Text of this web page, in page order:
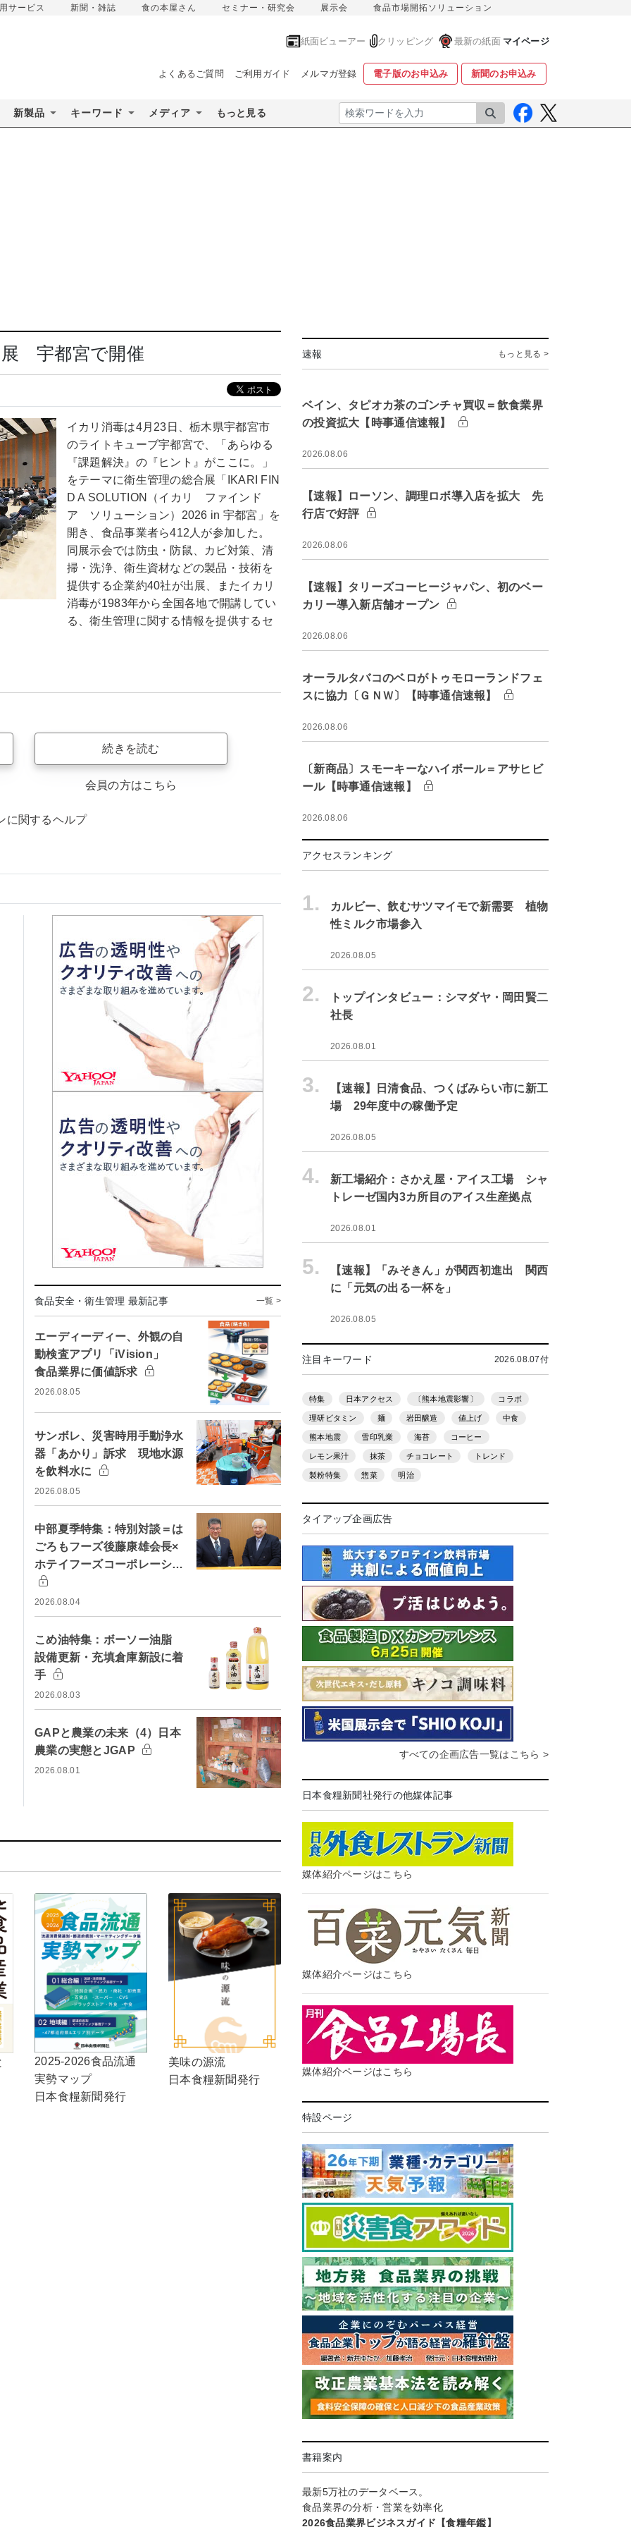
サービス 新聞・雑誌 食の本屋さん セミナー・研究会 展示会 食品市場開拓ソリューション
紙面ビューアー クリッピング 最新の紙面 マイページ
よくあるご質問 ご利用ガイド メルマガ登録 電子版のお申込み 新聞のお申込み
新製品 キーワード メディア もっと見る 検索
展 宇都宮で開催
イカリ消毒は4月23日、栃木県宇都宮市
のライトキューブ宇都宮で、「あらゆる
『課題解決』の『ヒント』がここに。」
をテーマに衛生管理の総合展「IKARI FIN
D A SOLUTION（イカリ ファインド
ア ソリューション）2026 in 宇都宮」を
開き、食品事業者ら412人が参加した。
同展示会では防虫・防鼠、カビ対策、清
掃・洗浄、衛生資材などの製品・技術を
提供する企業約40社が出展、またイカリ
消毒が1983年から全国各地で開講してい
る、衛生管理に関する情報を提供するセ
続きを読む
会員の方はこちら
に関するヘルプ
食品安全・衛生管理 最新記事 一覧 >
エーディーディー、外観の自
動検査アプリ「iVision」
食品業界に価値訴求
2026.08.05
サンボレ、災害時用手動浄水
器「あかり」訴求 現地水源
を飲料水に
2026.08.05
中部夏季特集：特別対談＝は
ごろもフーズ後藤康雄会長×
ホテイフーズコーポレーシ…
2026.08.04
こめ油特集：ボーソー油脂
設備更新・充填倉庫新設に着
手
2026.08.03
GAPと農業の未来（4）日本
農業の実態とJGAP
2026.08.01
2025-2026食品流通
実勢マップ
日本食糧新聞発行
美味の源流
日本食糧新聞発行
速報 もっと見る >
ベイン、タピオカ茶のゴンチャ買収＝飲食業界
の投資拡大【時事通信速報】
2026.08.06
【速報】ローソン、調理ロボ導入店を拡大 先
行店で好評
2026.08.06
【速報】タリーズコーヒージャパン、初のベー
カリー導入新店舗オープン
2026.08.06
オーラルタバコのベロがトゥモローランドフェ
スに協力〔ＧＮＷ〕【時事通信速報】
2026.08.06
〔新商品〕スモーキーなハイボール＝アサヒビ
ール【時事通信速報】
2026.08.06
アクセスランキング
1.
カルビー、飲むサツマイモで新需要 植物
性ミルク市場参入
2026.08.05
2.
トップインタビュー：シマダヤ・岡田賢二
社長
2026.08.01
3.
【速報】日清食品、つくばみらい市に新工
場 29年度中の稼働予定
2026.08.05
4.
新工場紹介：さかえ屋・アイス工場 シャ
トレーゼ国内3カ所目のアイス生産拠点
2026.08.01
5.
【速報】「みそきん」が関西初進出 関西
に「元気の出る一杯を」
2026.08.05
注目キーワード 2026.08.07付
特集 日本アクセス 〔熊本地震影響〕 コラボ
理研ビタミン 麺 岩田醸造 値上げ 中食
熊本地震 雪印乳業 海苔 コーヒー
レモン果汁 抹茶 チョコレート トレンド
製粉特集 惣菜 明治
タイアップ企画広告
すべての企画広告一覧はこちら >
日本食糧新聞社発行の他媒体記事
媒体紹介ページはこちら
媒体紹介ページはこちら
媒体紹介ページはこちら
特設ページ
書籍案内
最新5万社のデータベース。
食品業界の分析・営業を効率化
2026食品業界ビジネスガイド【食糧年鑑】